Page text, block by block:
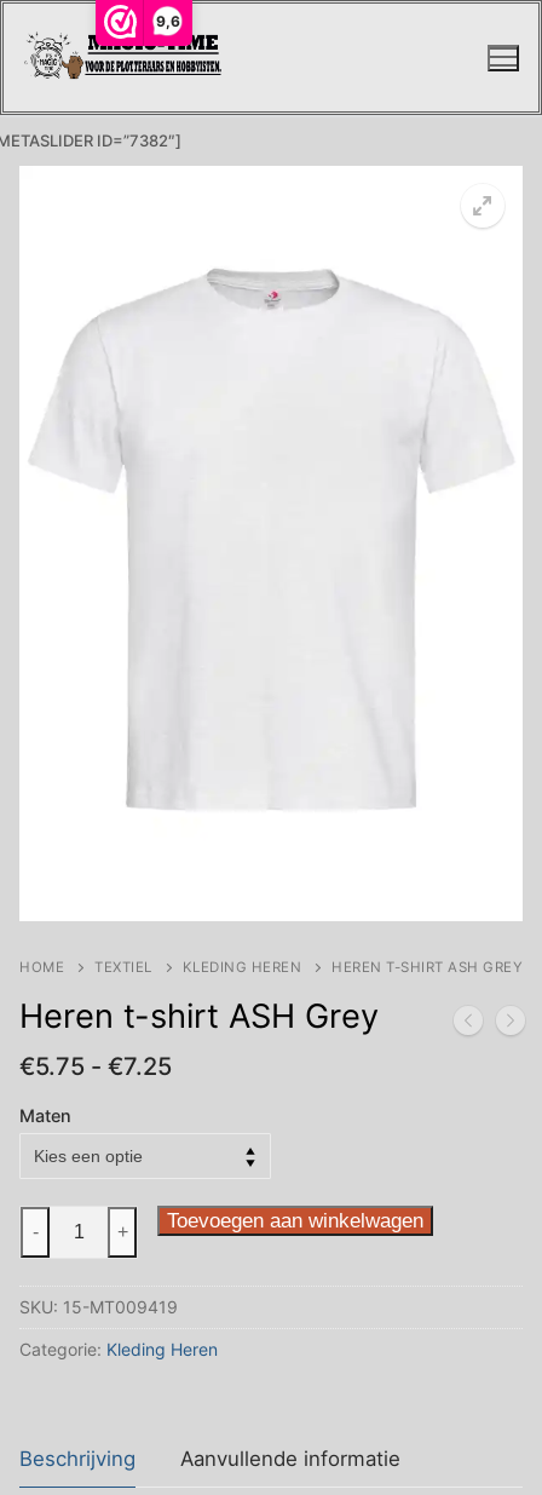
9,6
naar
ID=”7382″]
HOME TEXTIEL KLEDING HEREN HEREN T-SHIRT ASH GREY
Heren t-shirt ASH Grey
€5.75 - €7.25Prijsklasse:
Maten
ASH
Grey
- + Toevoegen aan winkelwagen
SKU: 15-MT009419
Categorie: Kleding Heren
Beschrijving Aanvullende informatie